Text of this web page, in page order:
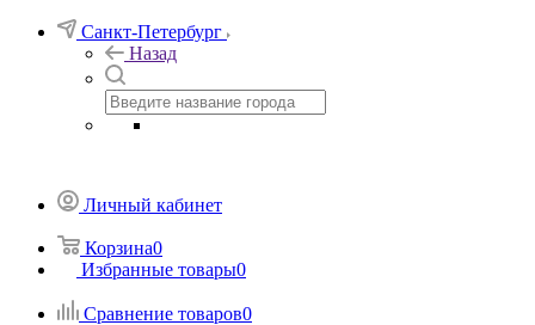
Санкт-Петербург
Назад
Личный кабинет
Корзина0
Избранные товары0
Сравнение товаров0